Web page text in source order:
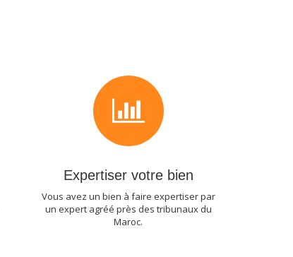
Expertiser votre bien
Vous avez un bien à faire expertiser par
un expert agréé près des tribunaux du
Maroc.